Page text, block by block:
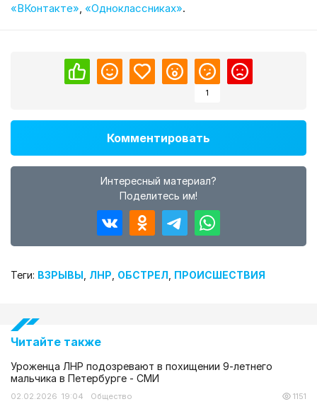
«ВКонтакте», «Одноклассниках».
1
Комментировать
Интересный материал?
Поделитесь им!
Теги: ВЗРЫВЫ ЛНР ОБСТРЕЛ ПРОИСШЕСТВИЯ
Читайте также
Уроженца ЛНР подозревают в похищении 9-летнего
мальчика в Петербурге - СМИ
02.02.2026 19:04 Общество 1151